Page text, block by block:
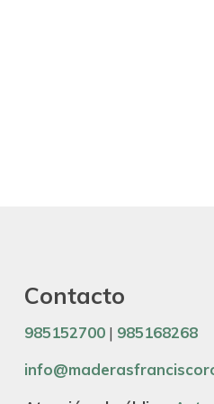
Contacto
985152700| 985168268